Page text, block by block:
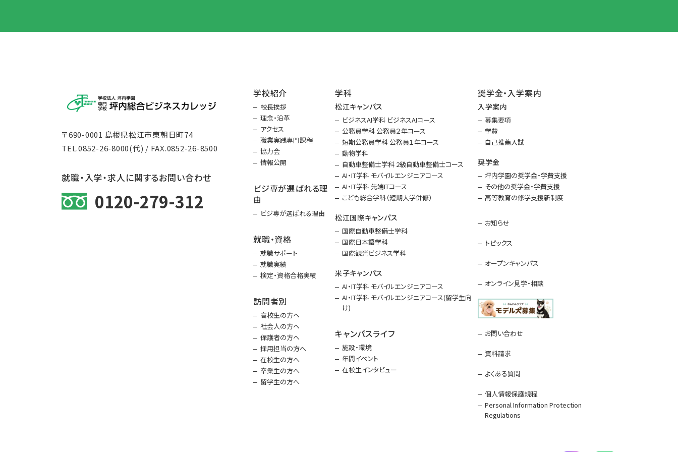
〒690-0001 島根県松江市東朝日町74
TEL.0852-26-8000(代) / FAX.0852-26-8500
就職・入学・求人に関するお問い合わせ
0120-279-312
学校紹介
校長挨拶
理念・沿革
アクセス
職業実践専門課程
協力会
情報公開
ビジ専が選ばれる理
由
ビジ専が選ばれる理由
就職・資格
就職サポート
就職実績
検定・資格合格実績
訪問者別
高校生の方へ
社会人の方へ
保護者の方へ
採用担当の方へ
在校生の方へ
卒業生の方へ
留学生の方へ
学科
松江キャンパス
ビジネスAI学科 ビジネスAIコース
公務員学科 公務員２年コース
短期公務員学科 公務員１年コース
動物学科
自動車整備士学科 2級自動車整備士コース
AI・IT学科 モバイルエンジニアコース
AI・IT学科 先端ITコース
こども総合学科（短期大学併修）
松江国際キャンパス
国際自動車整備士学科
国際日本語学科
国際観光ビジネス学科
米子キャンパス
AI・IT学科 モバイルエンジニアコース
AI・IT学科 モバイルエンジニアコース(留学生向
け)
キャンパスライフ
施設・環境
年間イベント
在校生インタビュー
奨学金・入学案内
入学案内
募集要項
学費
自己推薦入試
奨学金
坪内学園の奨学金・学費支援
その他の奨学金・学費支援
高等教育の修学支援新制度
お知らせ
トピックス
オープンキャンパス
オンライン見学・相談
お問い合わせ
資料請求
よくある質問
個人情報保護規程
Personal Information Protection
Regulations